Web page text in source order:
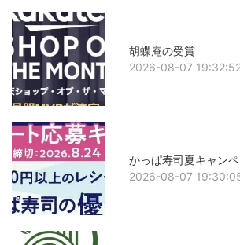
胡蝶庵の受賞
2026-08-07
かっぱ寿司夏キャン
2026-08-07